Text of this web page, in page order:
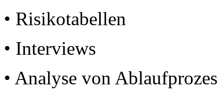
• Risikotabellen
• Interviews
• Analyse von